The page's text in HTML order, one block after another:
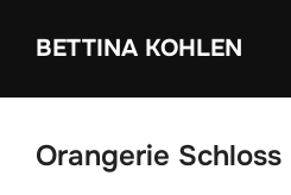
InhaltBETTINA KOHLEN
Orangerie